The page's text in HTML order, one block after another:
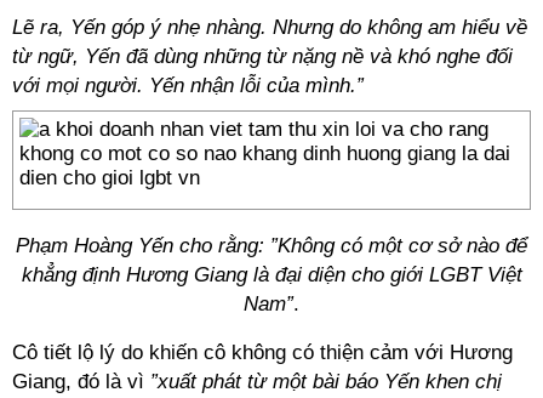
Lẽ ra, Yến góp ý nhẹ nhàng. Nhưng do không am hiểu về
từ ngữ, Yến đã dùng những từ nặng nề và khó nghe đối
với mọi người. Yến nhận lỗi của mình.”
Phạm Hoàng Yến cho rằng: ”Không có một cơ sở nào để
khẳng định Hương Giang là đại diện cho giới LGBT Việt
Nam”.
Cô tiết lộ lý do khiến cô không có thiện cảm với Hương
Giang, đó là vì ”xuất phát từ một bài báo Yến khen chị